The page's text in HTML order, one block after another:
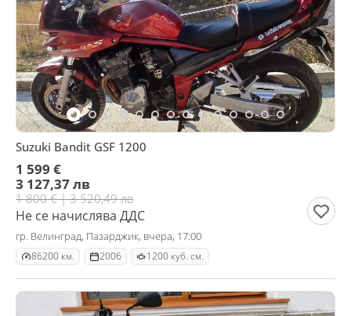
Suzuki Bandit GSF 1200
1 599 €
3 127,37 лв
1 800 € | 3 520,49 лв
Не се начислява ДДС
гр. Велинград, Пазарджик, вчера, 17:00
86200 км. 2006 1200 куб. см.